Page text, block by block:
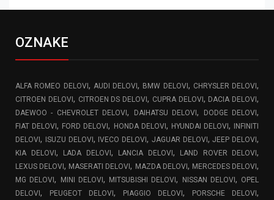
OZNAKE
ALFA ROMEO DELOVI , AUDI DELOVI , BMW DELOVI , CHRYSLER DELOVI ,
CITROEN DELOVI , CITROEN DS DELOVI , CUPRA DELOVI , DACIA DELOVI ,
DAEWOO - CHEVROLET DELOVI, DAIHATSU DELOVI, DODGE DELOVI,
FIAT DELOVI, FORD DELOVI, HONDA DELOVI , HYUNDAI DELOVI ,
INFINITI
DELOVI , ISUZU DELOVI , IVECO DELOVI , JAGUAR DELOVI ,JEEP DELOVI ,
KIA DELOVI , LADA DELOVI , LANCIA DELOVI , LAND ROVER DELOVI ,
LEXUS DELOVI, MASERATI DELOVI, MAZDA DELOVI , MERCEDES DELOVI,
MG DELOVI, MINI DELOVI , MITSUBISHI DELOVI, NISSAN DELOVI , OPEL
DELOVI , PEUGEOT DELOVI , PIAGGIO DELOVI , PORSCHE DELOVI ,